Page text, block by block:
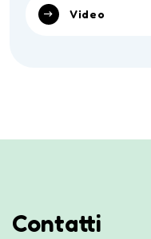
Video
Contatti